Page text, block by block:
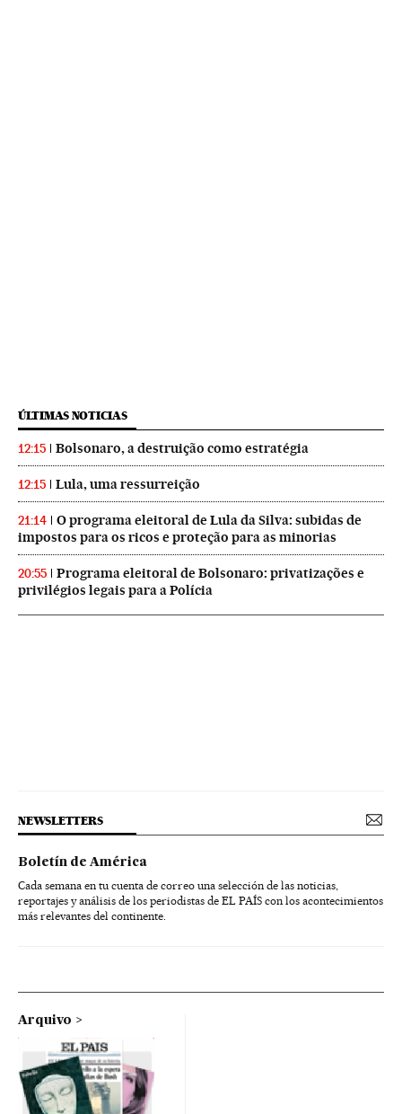
ÚLTIMAS NOTICIAS
12:15 Bolsonaro, a destruição como estratégia
12:15 Lula, uma ressurreição
21:14
O programa eleitoral de Lula da Silva: subidas de
impostos para os ricos e proteção para as minorias
20:55
Programa eleitoral de Bolsonaro: privatizações e
privilégios legais para a Polícia
NEWSLETTERS
Boletín de América
Cada semana en tu cuenta de correo una selección de las noticias,
reportajes y análisis de los periodistas de EL PAÍS con los acontecimientos
más relevantes del continente.
Arquivo